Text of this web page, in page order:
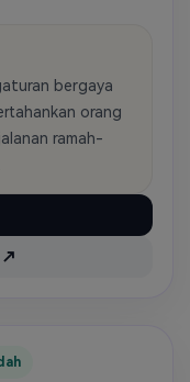
bergaya
orang
ramah-
↗